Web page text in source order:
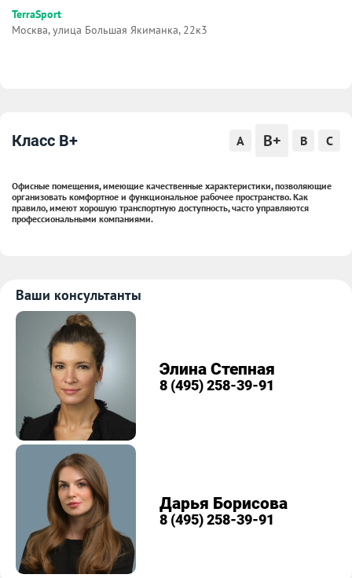
TerraSport
Москва, улица Большая Якиманка, 22к3
Класс B+ A B+ B C
Офисные помещения, имеющие качественные характеристики, позволяющие
организовать комфортное и функциональное рабочее пространство. Как
правило, имеют хорошую транспортную доступность, часто управляются
профессиональными компаниями.
Ваши консультанты
Элина Степная
8 (495) 258-39-91
Дарья Борисова
8 (495) 258-39-91